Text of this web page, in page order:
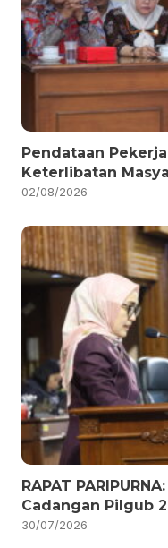
Pendataan
Keterlibatan
02/08/2026
RAPAT
Cadangan Pilgub
30/07/2026